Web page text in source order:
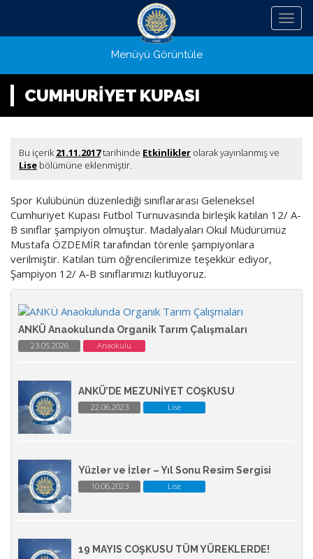
Menü
Menüyü Görüntüle
CUMHURİYET KUPASI
Bu içerik21.11.2017tarihinde Etkinlikler olarak yayınlanmış ve
Lise bölümüne eklenmiştir.
Spor Kulübünün düzenlediği sınıflararası Geleneksel
Cumhuriyet Kupası Futbol Turnuvasında birleşik katılan 12/ A-
B sınıflar şampiyon olmuştur. Madalyaları Okul Müdürümüz
Mustafa ÖZDEMİR tarafından törenle şampiyonlara
verilmiştir. Katılan tüm öğrencilerimize teşekkür ediyor,
Şampiyon 12/ A-B sınıflarımızı kutluyoruz.
ANKÜ Anaokulunda Organik Tarım Çalışmaları
23.05.2026 Anaokulu
ANKÜ’DE MEZUNİYET COŞKUSU
22.06.2023 Lise
Yüzler ve İzler – Yıl Sonu Resim Sergisi
10.06.2023 Lise
19 MAYIS COŞKUSU TÜM YÜREKLERDE!